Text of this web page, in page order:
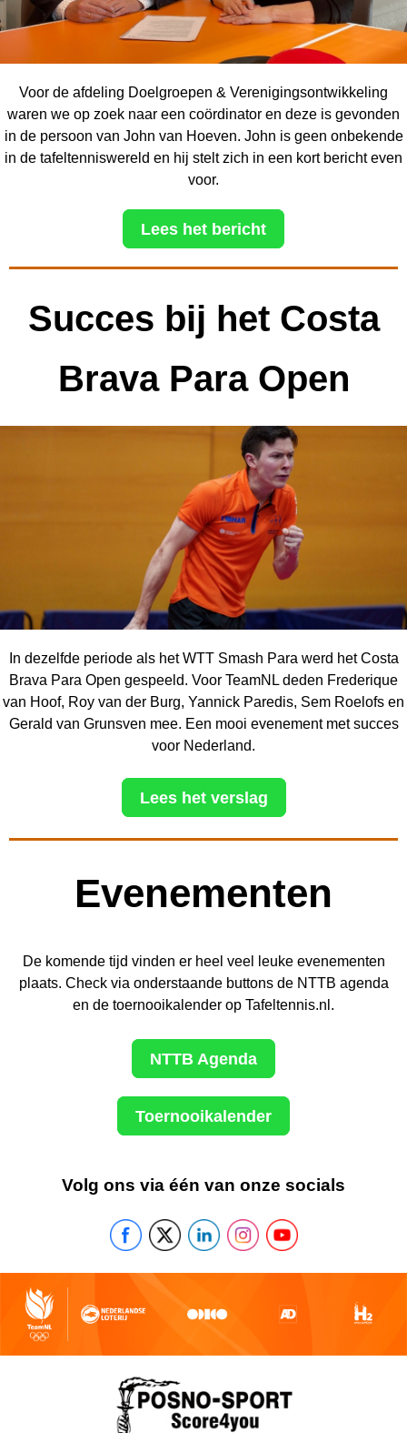
Voor de afdeling Doelgroepen & Verenigingsontwikkeling
waren we op zoek naar een coördinator en deze is gevonden
in de persoon van John van Hoeven. John is geen onbekende
in de tafeltenniswereld en hij stelt zich in een kort bericht even
voor.
Lees het bericht
Succes bij het Costa
Brava Para Open
In dezelfde periode als het WTT Smash Para werd het Costa
Brava Para Open gespeeld. Voor TeamNL deden Frederique
van Hoof, Roy van der Burg, Yannick Paredis, Sem Roelofs en
Gerald van Grunsven mee. Een mooi evenement met succes
voor Nederland.
Lees het verslag
Evenementen
De komende tijd vinden er heel veel leuke evenementen
plaats. Check via onderstaande buttons de NTTB agenda
en de toernooikalender op Tafeltennis.nl.
NTTB Agenda
Toernooikalender
Volg ons via één van onze socials